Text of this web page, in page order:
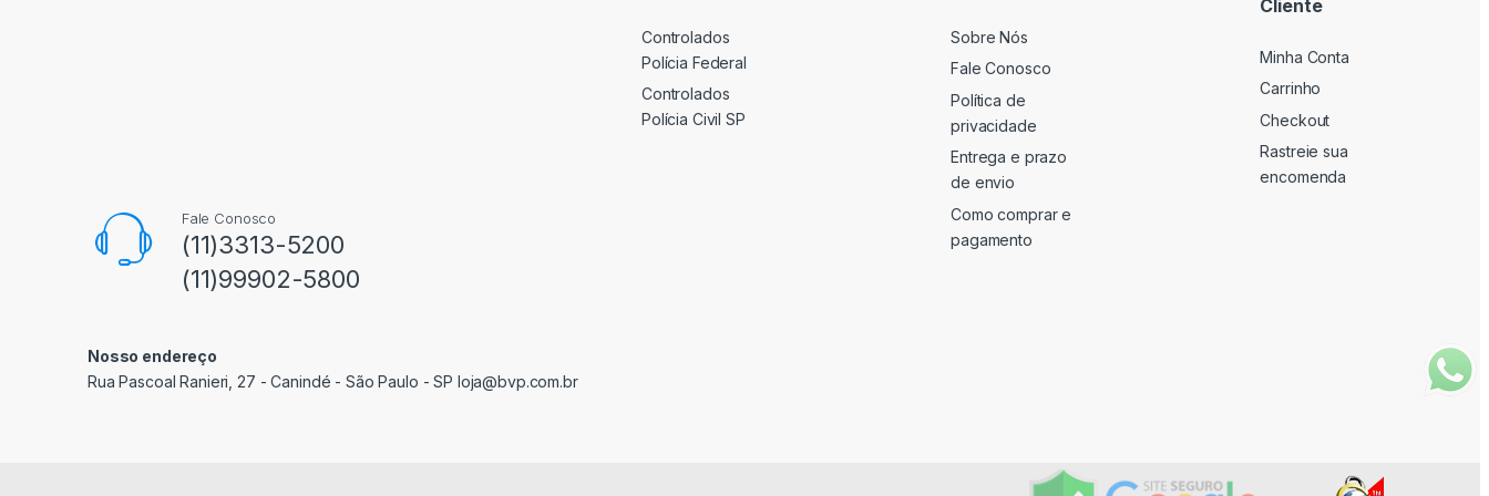
Fale Conosco
(11)3313-5200
(11)99902-5800
Nosso endereço
Rua Pascoal Ranieri, 27 - Canindé - São Paulo - SP loja@bvp.com.br
Controlados
Polícia Federal
Controlados
Polícia Civil SP
Sobre Nós
Fale Conosco
Política de
privacidade
Entrega e prazo
de envio
Como comprar e
pagamento
Cliente
Minha Conta
Carrinho
Checkout
Rastreie sua
encomenda